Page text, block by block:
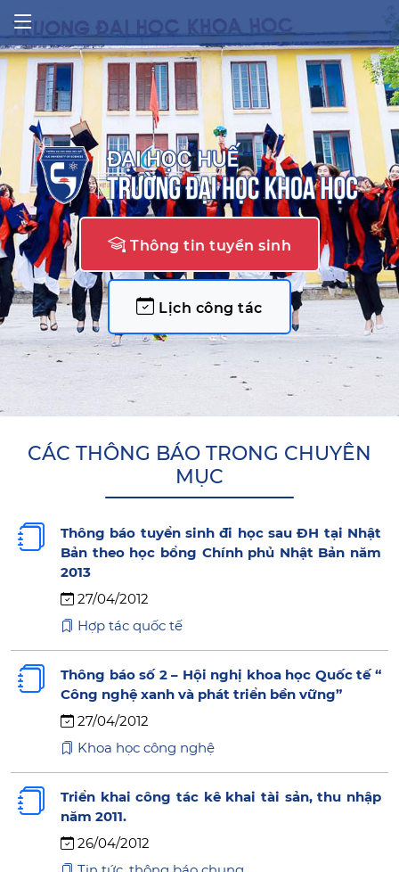
Thông tin tuyển sinh
Lịch công tác
CÁC THÔNG BÁO TRONG CHUYÊN
MỤC
Thông báo tuyển sinh đi học sau ĐH tại Nhật
Bản theo học bổng Chính phủ Nhật Bản năm
2013
27/04/2012
Hợp tác quốc tế
Thông báo số 2 – Hội nghị khoa học Quốc tế “
Công nghệ xanh và phát triển bền vững”
27/04/2012
Khoa học công nghệ
Triển khai công tác kê khai tài sản, thu nhập
năm 2011.
26/04/2012